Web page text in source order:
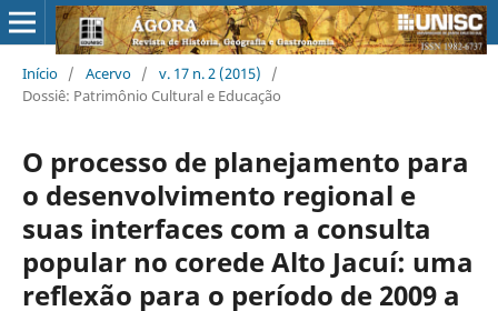
Início / Acervo / v. 17 n. 2 (2015)
/
Dossiê: Patrimônio Cultural e Educação
O processo de planejamento para
o desenvolvimento regional e
suas interfaces com a consulta
popular no corede Alto Jacuí: uma
reflexão para o período de 2009 a